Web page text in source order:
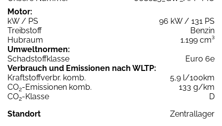
Motor:
kW / PS
96 kW / 131 PS
Treibstoff
Benzin
Hubraum
1.199 cm³
Umweltnormen:
Schadstoffklasse
Euro 6e
Verbrauch und Emissionen nach WLTP:
Kraftstoffverbr. komb.
5,9 l/100km
CO2-Emissionen komb.
133 g/km
CO2-Klasse
D
Standort
Zentrallager